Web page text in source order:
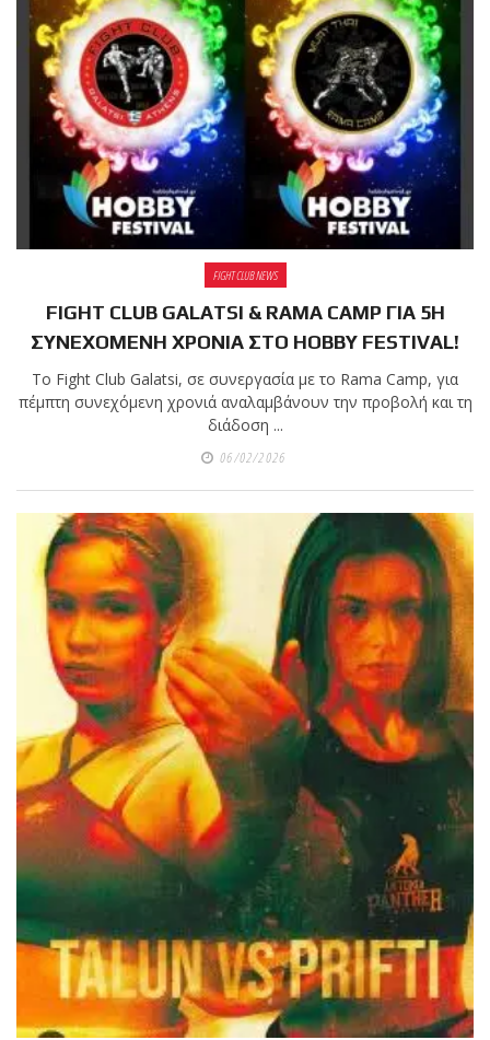
FIGHT CLUB NEWS
FIGHT CLUB GALATSI & RAMA CAMP ΓΙΑ 5Η
ΣΥΝΕΧΟΜΕΝΗ ΧΡΟΝΙΑ ΣΤΟ HOBBY FESTIVAL!
Το Fight Club Galatsi, σε συνεργασία με το Rama Camp, για
πέμπτη συνεχόμενη χρονιά αναλαμβάνουν την προβολή και τη
διάδοση ...
06/02/2026